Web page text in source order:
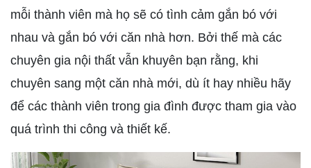
mỗi thành viên mà họ sẽ có tình cảm gắn bó với
nhau và gắn bó với căn nhà hơn. Bởi thế mà các
chuyên gia nội thất vẫn khuyên bạn rằng, khi
chuyên sang một căn nhà mới, dù ít hay nhiều hãy
để các thành viên trong gia đình được tham gia vào
quá trình thi công và thiết kế.